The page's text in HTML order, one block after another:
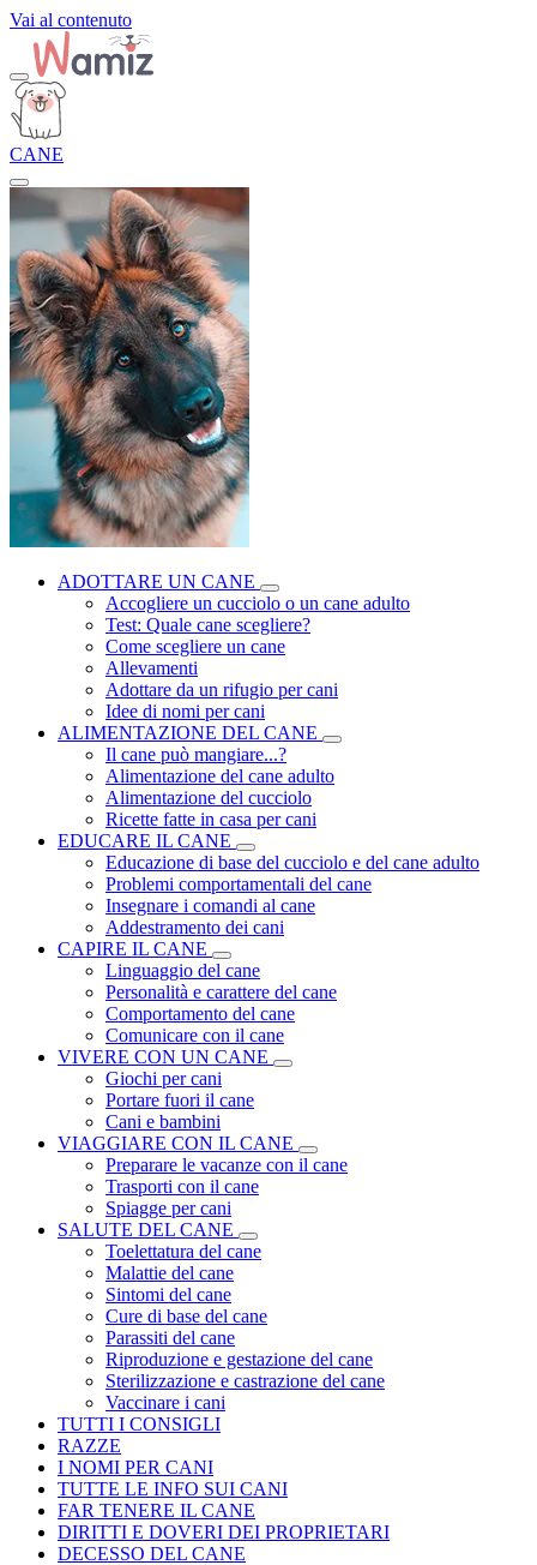
Vai al contenuto
CANE
ADOTTARE UN CANE
Accogliere un cucciolo o un cane adulto
Test: Quale cane scegliere?
Come scegliere un cane
Allevamenti
Adottare da un rifugio per cani
Idee di nomi per cani
ALIMENTAZIONE DEL CANE
Il cane può mangiare...?
Alimentazione del cane adulto
Alimentazione del cucciolo
Ricette fatte in casa per cani
EDUCARE IL CANE
Educazione di base del cucciolo e del cane adulto
Problemi comportamentali del cane
Insegnare i comandi al cane
Addestramento dei cani
CAPIRE IL CANE
Linguaggio del cane
Personalità e carattere del cane
Comportamento del cane
Comunicare con il cane
VIVERE CON UN CANE
Giochi per cani
Portare fuori il cane
Cani e bambini
VIAGGIARE CON IL CANE
Preparare le vacanze con il cane
Trasporti con il cane
Spiagge per cani
SALUTE DEL CANE
Toelettatura del cane
Malattie del cane
Sintomi del cane
Cure di base del cane
Parassiti del cane
Riproduzione e gestazione del cane
Sterilizzazione e castrazione del cane
Vaccinare i cani
TUTTI I CONSIGLI
RAZZE
I NOMI PER CANI
TUTTE LE INFO SUI CANI
FAR TENERE IL CANE
DIRITTI E DOVERI DEI PROPRIETARI
DECESSO DEL CANE